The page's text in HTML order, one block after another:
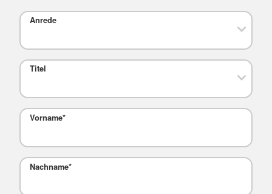
Anrede
Titel
Vorname*
Nachname*